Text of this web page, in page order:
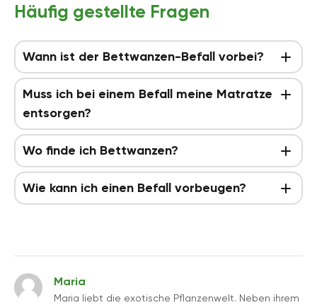
Häufig gestellte Fragen
Wann ist der Bettwanzen-Befall vorbei?
Muss ich bei einem Befall meine Matratze
entsorgen?
Wo finde ich Bettwanzen?
Wie kann ich einen Befall vorbeugen?
Maria
Maria liebt die exotische Pflanzenwelt. Neben ihrem